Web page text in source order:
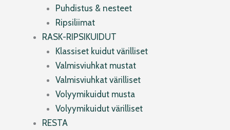
Puhdistus & nesteet
Ripsiliimat
RASK-RIPSIKUIDUT
Klassiset kuidut värilliset
Valmisviuhkat mustat
Valmisviuhkat värilliset
Volyymikuidut musta
Volyymikuidut värilliset
RESTA